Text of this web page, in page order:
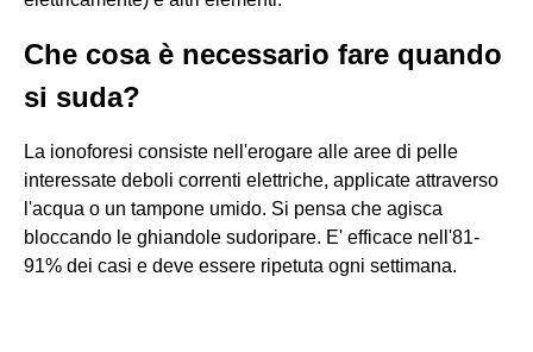
Che cosa è necessario fare quando
si suda?
La ionoforesi consiste nell'erogare alle aree di pelle
interessate deboli correnti elettriche, applicate attraverso
l'acqua o un tampone umido. Si pensa che agisca
bloccando le ghiandole sudoripare. E' efficace nell'81-
91% dei casi e deve essere ripetuta ogni settimana.